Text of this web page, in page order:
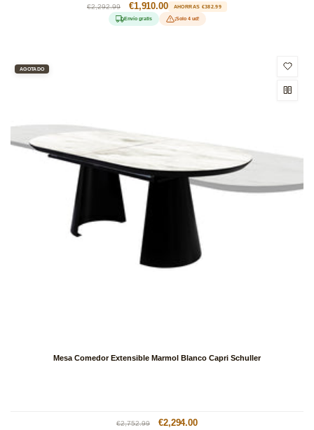
Precio
habitual
€2,292.99
Precio
de
oferta
€1,910.00 AHORRAS €382.99
Envío gratis ¡Solo 4 ud!
AGOTADO
Mesa Comedor Extensible Marmol Blanco Capri Schuller
Precio
€2,752.99
Precio
€2,294.00